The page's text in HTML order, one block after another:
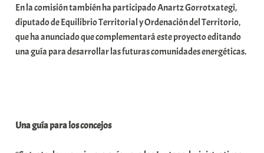
En la comisión también ha participado Anartz Gorrotxategi,
diputado de Equilibrio Territorial y Ordenación del Territorio,
que ha anunciado que complementará este proyecto editando
una guía para desarrollar las futuras comunidades energéticas.
Una guía para los concejos